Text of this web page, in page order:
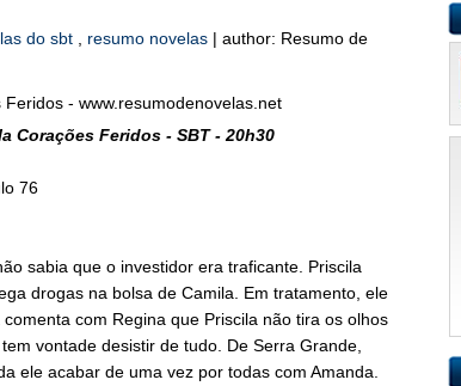
do sbt resumo novelas | author: Resumo de
Corações Feridos - SBT - 20h30
76
sabia que o investidor era traficante. Priscila
drogas na bolsa de Camila. Em tratamento, ele
com Regina que Priscila não tira os olhos
vontade desistir de tudo. De Serra Grande,
ele acabar de uma vez por todas com Amanda.